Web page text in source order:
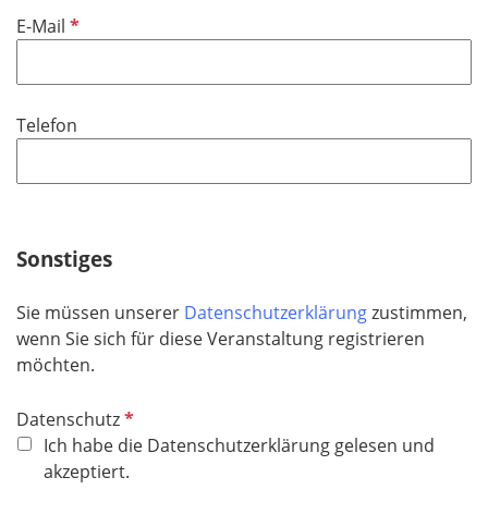
E-Mail P
c
t
l
Telefon
Sonstiges
Sie müssen unserer Datenschutzerklärungzustimmen,
wenn Sie sich für diese Veranstaltung registrieren
möchten.
DatenschutzP
f
l
Ich habe die Datenschutzerklärung gelesen und
akzeptiert.